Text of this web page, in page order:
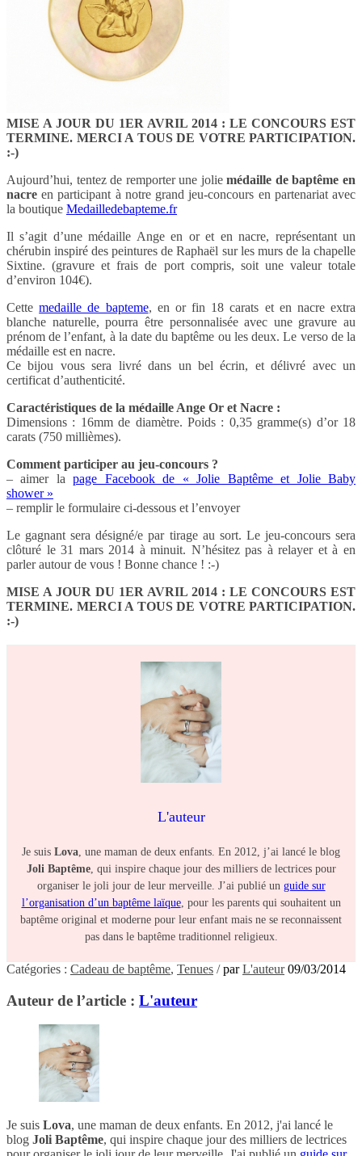
MISE A JOUR DU 1ER AVRIL 2014 : LE CONCOURS EST
TERMINE. MERCI A TOUS DE VOTRE PARTICIPATION.
:-)
Aujourd’hui, tentez de remporter une joliemédaille de baptême en
nacreen participant à notre grand jeu-concours en partenariat avec
la boutique Medailledebapteme.fr
Il s’agit d’une médaille Ange en or et en nacre, représentant un
chérubin inspiré des peintures de Raphaël sur les murs de la chapelle
Sixtine. (gravure et frais de port compris, soit une valeur totale
d’environ 104€).
Cettemedaille de bapteme, en or fin 18 carats et en nacre extra
blanche naturelle, pourra être personnalisée avec une gravure au
prénom de l’enfant, à la date du baptême ou les deux. Le verso de la
médaille est en nacre.
Ce bijou vous sera livré dans un bel écrin, et délivré avec un
certificat d’authenticité.
Caractéristiques de la médaille Ange Or et Nacre :
Dimensions : 16mm de diamètre. Poids : 0,35 gramme(s) d’or 18
carats (750 millièmes).
Comment participer au jeu-concours ?
– aimer lapage Facebook de « Jolie Baptême et Jolie Baby
shower »
– remplir le formulaire ci-dessous et l’envoyer
Le gagnant sera désigné/e par tirage au sort. Le jeu-concours sera
clôturé le 31 mars 2014 à minuit. N’hésitez pas à relayer et à en
parler autour de vous ! Bonne chance ! :-)
MISE A JOUR DU 1ER AVRIL 2014 : LE CONCOURS EST
TERMINE. MERCI A TOUS DE VOTRE PARTICIPATION.
:-)
L'auteur
Je suis Lova, une maman de deux enfants. En 2012, j’ai lancé le blog
Joli Baptême, qui inspire chaque jour des milliers de lectrices pour
organiser le joli jour de leur merveille. J’ai publié un guide sur
l’organisation d’un baptême laïque, pour les parents qui souhaitent un
baptême original et moderne pour leur enfant mais ne se reconnaissent
pas dans le baptême traditionnel religieux.
Catégories : Cadeau de baptême, Tenues /parL'auteur 09/03/2014
Auteur de l’article : L'auteur
Je suis Lova, une maman de deux enfants. En 2012, j'ai lancé le
blog Joli Baptême, qui inspire chaque jour des milliers de lectrices